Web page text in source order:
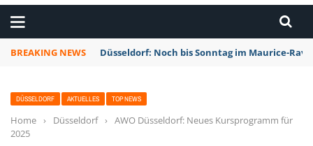
BREAKING NEWS Düsseldorf: Noch bis Sonntag im Maurice-
DÜSSELDORF AKTUELLES TOP NEWS
Home › Düsseldorf › AWO Düsseldorf: Neues Kursprogramm für
2025